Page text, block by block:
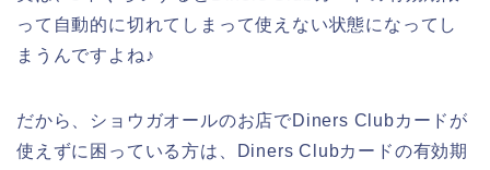
って自動的に切れてしまって使えない状態になってし
まうんですよね♪
だから、ショウガオールのお店でDiners Clubカードが
使えずに困っている方は、Diners Clubカードの有効期